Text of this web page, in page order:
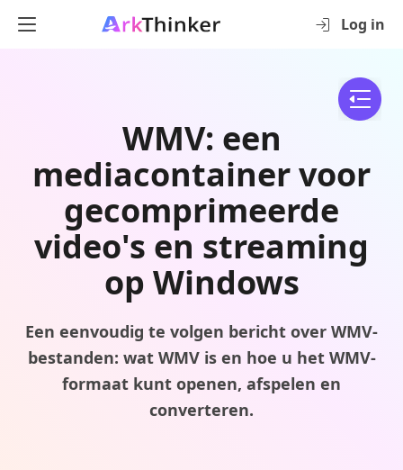
Log in
WMV: een
mediacontainer voor
gecomprimeerde
video's en streaming
op Windows
Een eenvoudig te volgen bericht over WMV-
bestanden: wat WMV is en hoe u het WMV-
formaat kunt openen, afspelen en
converteren.